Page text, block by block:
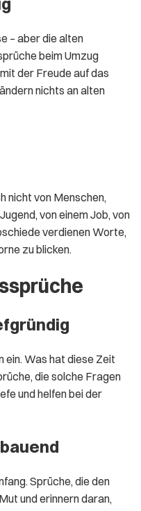
– aber die alten
beim Umzug
der Freude auf das
nichts an alten
nicht von Menschen,
von einem Job, von
verdienen Worte,
zu blicken.
ein. Was hat diese Zeit
die solche Fragen
und helfen bei der
Sprüche, die den
und erinnern daran,